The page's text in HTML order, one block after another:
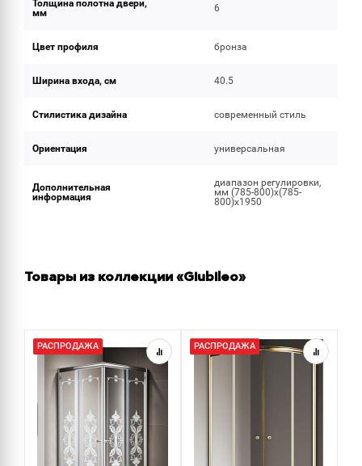
Толщина полотна двери,
мм
6
Цвет профиля бронза
Ширина входа, см 40.5
Стилистика дизайна современный стиль
Ориентация универсальная
Дополнительная
информация
диапазон регулировки,
мм (785-800)x(785-
800)x1950
Товары из коллекции «Giubileo»
РАСПРОДАЖА РАСПРОДАЖА